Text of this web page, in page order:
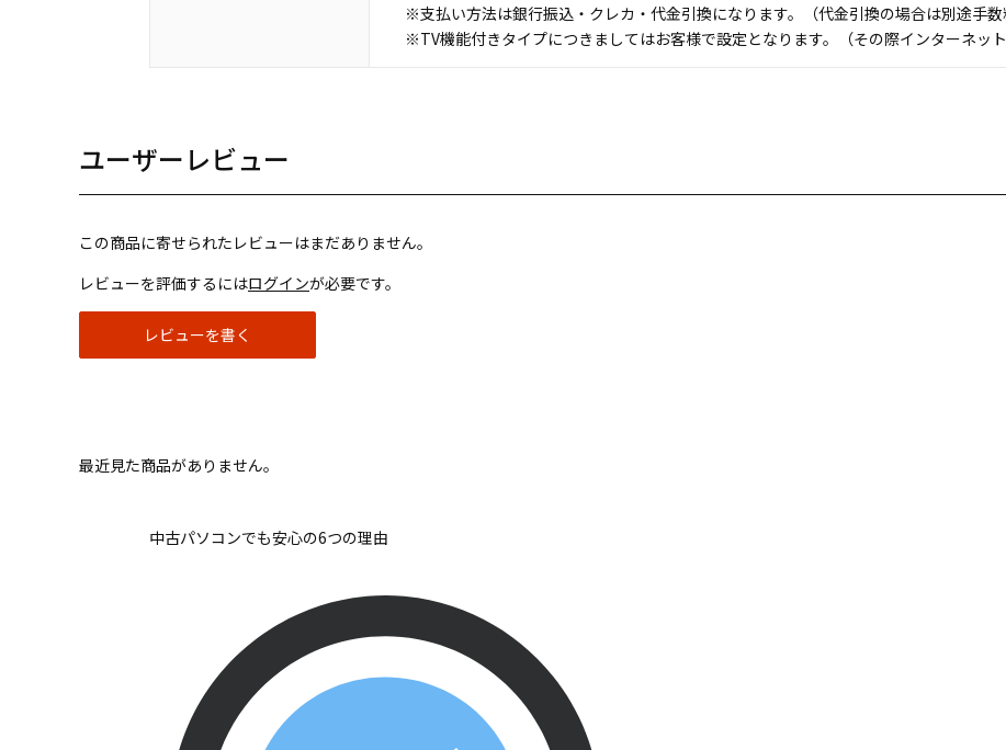
※支払い方法は銀行振込・クレカ・代金引換になります。（代金引換の場合は別途手数
※TV機能付きタイプにつきましてはお客様で設定となります。（その際インターネッ
ユーザーレビュー
この商品に寄せられたレビューはまだありません。
レビューを評価するにはログインが必要です。
レビューを書く
最近見た商品がありません。
中古パソコンでも安心の6つの理由